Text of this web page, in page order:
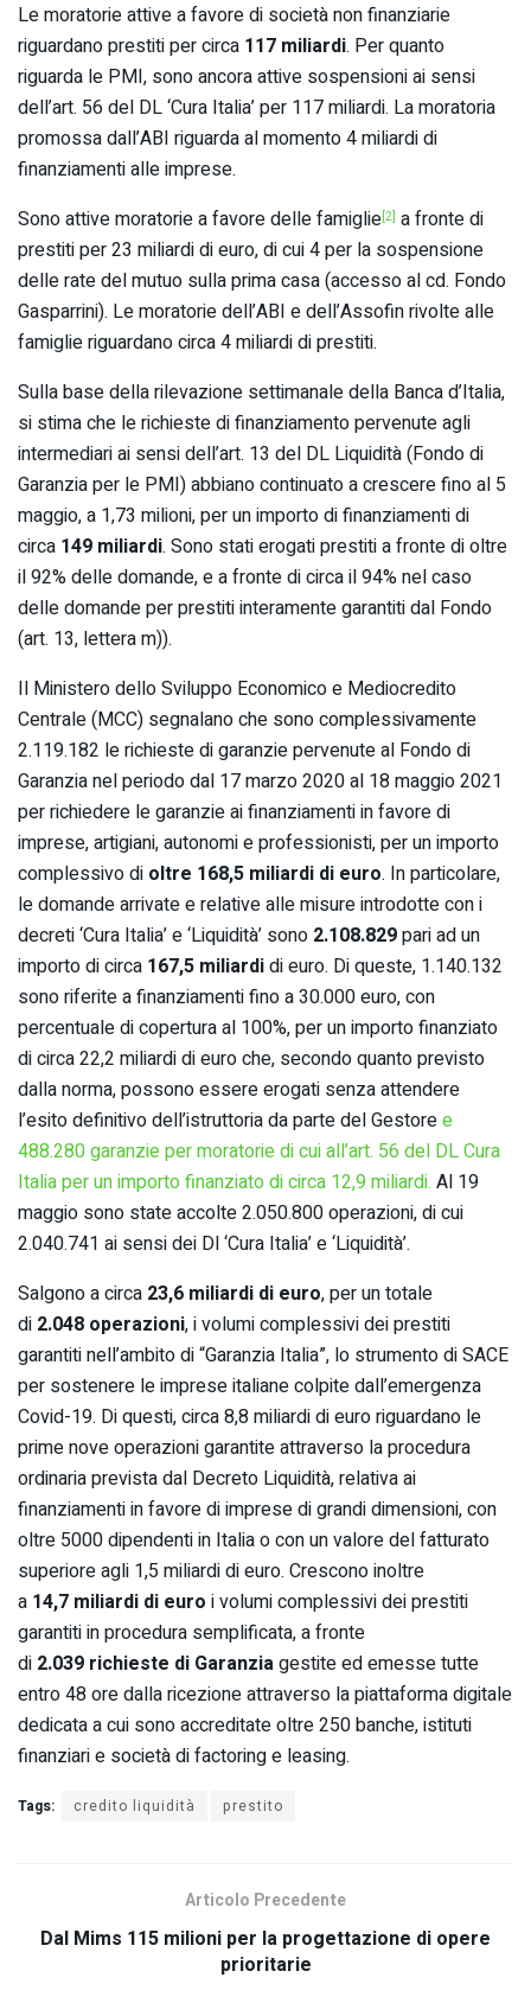
Le moratorie attive a favore di società non finanziarie
riguardano prestiti per circa 117 miliardi. Per quanto
riguarda le PMI, sono ancora attive sospensioni ai sensi
dell’art. 56 del DL ‘Cura Italia’ per 117 miliardi. La moratoria
promossa dall’ABI riguarda al momento 4 miliardi di
finanziamenti alle imprese.
Sono attive moratorie a favore delle famiglie [2] a fronte di
prestiti per 23 miliardi di euro, di cui 4 per la sospensione
delle rate del mutuo sulla prima casa (accesso al cd. Fondo
Gasparrini). Le moratorie dell’ABI e dell’Assofin rivolte alle
famiglie riguardano circa 4 miliardi di prestiti.
Sulla base della rilevazione settimanale della Banca d’Italia,
si stima che le richieste di finanziamento pervenute agli
intermediari ai sensi dell’art. 13 del DL Liquidità (Fondo di
Garanzia per le PMI) abbiano continuato a crescere fino al 5
maggio, a 1,73 milioni, per un importo di finanziamenti di
circa 149 miliardi. Sono stati erogati prestiti a fronte di oltre
il 92% delle domande, e a fronte di circa il 94% nel caso
delle domande per prestiti interamente garantiti dal Fondo
(art. 13, lettera m)).
Il Ministero dello Sviluppo Economico e Mediocredito
Centrale (MCC) segnalano che sono complessivamente
2.119.182 le richieste di garanzie pervenute al Fondo di
Garanzia nel periodo dal 17 marzo 2020 al 18 maggio 2021
per richiedere le garanzie ai finanziamenti in favore di
imprese, artigiani, autonomi e professionisti, per un importo
complessivo di oltre 168,5 miliardi di euro. In particolare,
le domande arrivate e relative alle misure introdotte con i
decreti ‘Cura Italia’ e ‘Liquidità’ sono 2.108.829pari ad un
importo di circa 167,5 miliardidi euro. Di queste, 1.140.132
sono riferite a finanziamenti fino a 30.000 euro, con
percentuale di copertura al 100%, per un importo finanziato
di circa 22,2 miliardi di euro che, secondo quanto previsto
dalla norma, possono essere erogati senza attendere
l’esito definitivo dell’istruttoria da parte del Gestoree
488.280 garanzie per moratorie di cui all’art. 56 del DL Cura
Italia per un importo finanziato di circa 12,9 miliardi. Al 19
maggio sono state accolte 2.050.800 operazioni, di cui
2.040.741 ai sensi dei Dl ‘Cura Italia’ e ‘Liquidità’.
Salgono a circa 23,6 miliardi di euro, per un totale
di 2.048 operazioni, i volumi complessivi dei prestiti
garantiti nell’ambito di “Garanzia Italia”, lo strumento di SACE
per sostenere le imprese italiane colpite dall’emergenza
Covid-19. Di questi, circa 8,8 miliardi di euro riguardano le
prime nove operazioni garantite attraverso la procedura
ordinaria prevista dal Decreto Liquidità, relativa ai
finanziamenti in favore di imprese di grandi dimensioni, con
oltre 5000 dipendenti in Italia o con un valore del fatturato
superiore agli 1,5 miliardi di euro. Crescono inoltre
a 14,7 miliardi di euro i volumi complessivi dei prestiti
garantiti in procedura semplificata, a fronte
di 2.039 richieste di Garanziagestite ed emesse tutte
entro 48 ore dalla ricezione attraverso la piattaforma digitale
dedicata a cui sono accreditate oltre 250 banche, istituti
finanziari e società di factoring e leasing.
Tags: credito liquidità prestito
Articolo Precedente
Dal Mims 115 milioni per la progettazione di opere
prioritarie